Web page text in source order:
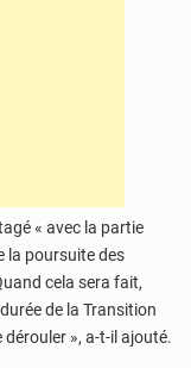
« avec la partie
la poursuite des
cela sera fait,
de la Transition
», a-t-il ajouté.